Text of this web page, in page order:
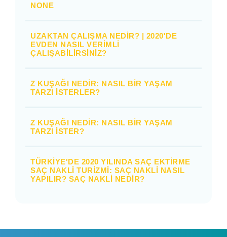
NONE
UZAKTAN ÇALIŞMA NEDIR? | 2020'DE
EVDEN NASIL VERIMLI
ÇALIŞABILIRSINIZ?
Z KUŞAĞI NEDIR: NASIL BIR YAŞAM
TARZI İSTERLER?
Z KUŞAĞI NEDIR: NASIL BIR YAŞAM
TARZI İSTER?
TÜRKIYE'DE 2020 YILINDA SAÇ EKTIRME
SAÇ NAKLI TURIZMI: SAÇ NAKLI NASIL
YAPILIR? SAÇ NAKLI NEDIR?